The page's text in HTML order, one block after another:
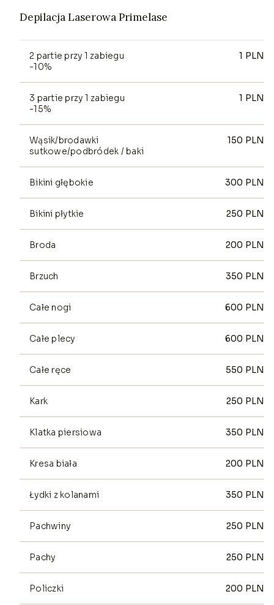
Depilacja Laserowa Primelase
2 partie przy 1 zabiegu
-10%
1 PLN
3 partie przy 1 zabiegu
-15%
1 PLN
Wąsik/brodawki
sutkowe/podbródek / baki
150 PLN
Bikini głębokie 300 PLN
Bikini płytkie 250 PLN
Broda 200 PLN
Brzuch 350 PLN
Całe nogi 600 PLN
Całe plecy 600 PLN
Całe ręce 550 PLN
Kark 250 PLN
Klatka piersiowa 350 PLN
Kresa biała 200 PLN
Łydki z kolanami 350 PLN
Pachwiny 250 PLN
Pachy 250 PLN
Policzki 200 PLN